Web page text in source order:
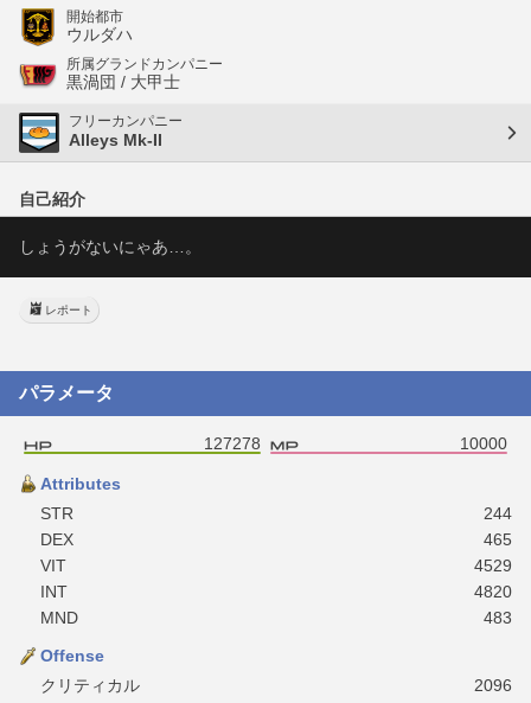
開始都市
ウルダハ
所属グランドカンパニー
黒渦団 / 大甲士
フリーカンパニー
Alleys Mk-II
自己紹介
しょうがないにゃあ…。
レポート
パラメータ
127278 10000
Attributes
STR
244
DEX
465
VIT
4529
INT
4820
MND
483
Offense
クリティカル
2096